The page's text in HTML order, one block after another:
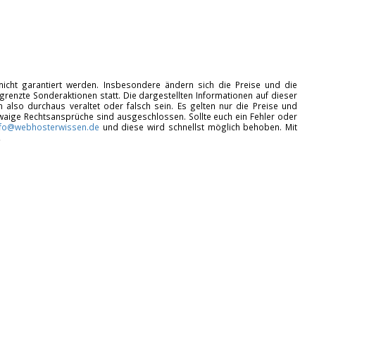
garantiert werden. Insbesondere ändern sich die Preise und die
Sonderaktionen statt. Die dargestellten Informationen auf dieser
also durchaus veraltet oder falsch sein. Es gelten nur die Preise und
Rechtsansprüche sind ausgeschlossen. Sollte euch ein Fehler oder
und diese wird schnellst möglich behoben. Mit